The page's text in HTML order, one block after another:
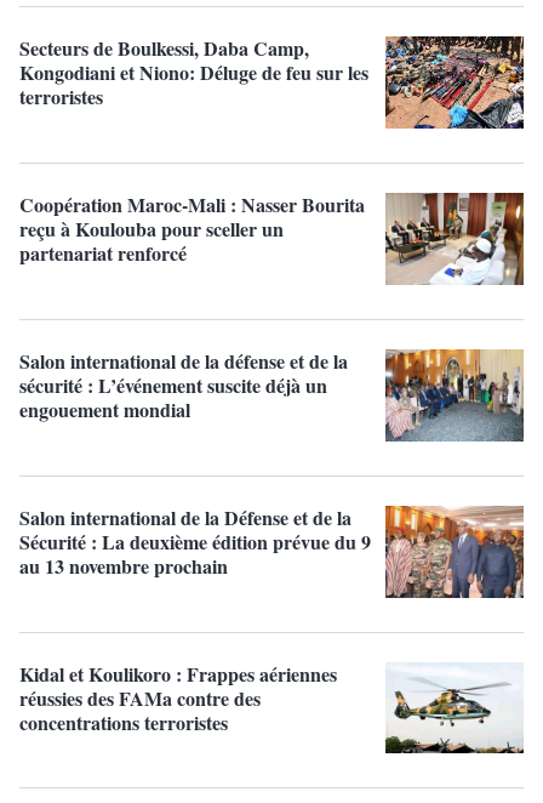
Secteurs de Boulkessi, Daba Camp,
Kongodiani et Niono:​ Déluge de feu sur les
terroristes
Coopération Maroc-Mali : Nasser Bourita
reçu à Koulouba pour sceller un
partenariat renforcé
Salon international de la défense et de la
sécurité : L’événement suscite déjà un
engouement mondial
Salon international de la Défense et de la
Sécurité : La deuxième édition prévue du 9
au 13 novembre prochain
Kidal et Koulikoro : Frappes aériennes
réussies des FAMa contre des
concentrations terroristes